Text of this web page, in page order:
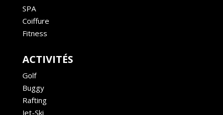
SPA
Coiffure
Fitness
ACTIVITÉS
Golf
Buggy
Rafting
Jet-Ski